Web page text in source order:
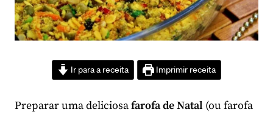
Ir para a receita Imprimir receita
Preparar uma deliciosafarofa de Natal (ou farofa